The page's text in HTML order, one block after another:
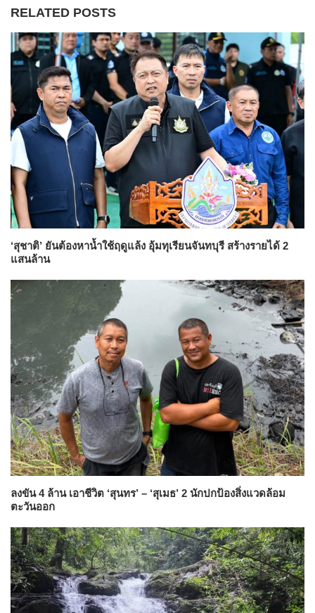
RELATED POSTS
‘สุชาติ’ ยันต้องหาน้ำใช้ฤดูแล้ง อุ้มทุเรียนจันทบุรี สร้างรายได้ 2
แสนล้าน
ลงขัน 4 ล้าน เอาชีวิต ‘สุนทร’ – ‘สุเมธ’ 2 นักปกป้องสิ่งแวดล้อม
ตะวันออก